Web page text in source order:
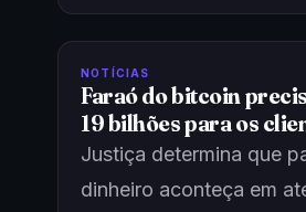
NOTÍCIAS
Faraó do bitcoin
19 bilhões para os
Justiça determina que
dinheiro aconteça em